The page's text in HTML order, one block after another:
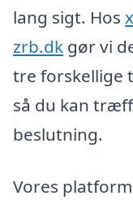
lang sigt. Hos
zrb.dk gør vi
tre forskellige
så du kan
beslutning.
Vores